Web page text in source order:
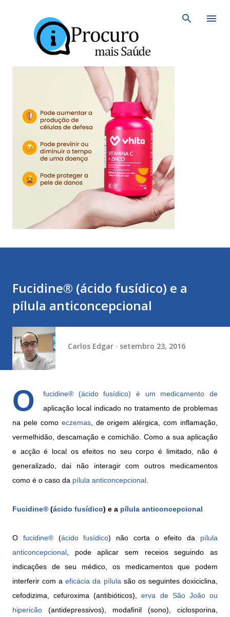
Fucidine® (ácido fusídico) e a
pílula anticoncepcional
Carlos Edgar setembro 23, 2016
O fucidine® (ácido fusídico) é um medicamento de
aplicação local indicado no tratamento de problemas
na pele como eczemas, de origem alérgica, com inflamação,
vermelhidão, descamação e comichão. Como a sua aplicação
e acção é local os efeitos no seu corpo é limitado, não é
generalizado, dai não interagir com outros medicamentos
como é o caso da pílula anticoncepcional
Fucidine® (ácido fusídico) e a pílula anticoncepcional
O fucidine®(ácido fusídico) não corta o efeito da pílula
anticoncepcional , pode aplicar sem receios seguindo as
indicações de seu médico, os medicamentos que podem
interferir com aeficácia da pílula são os seguintes doxiciclina,
cefodizima, cefuroxima (antibióticos),erva de São João ou
hipericão (antidepressivos), modafinil (sono), ciclosporina,